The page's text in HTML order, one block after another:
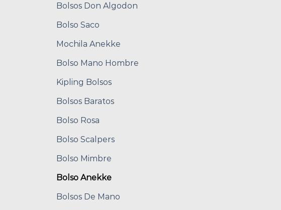
Bolsos Don Algodon
Bolso Saco
Mochila Anekke
Bolso Mano Hombre
Kipling Bolsos
Bolsos Baratos
Bolso Rosa
Bolso Scalpers
Bolso Mimbre
Bolso Anekke
Bolsos De Mano